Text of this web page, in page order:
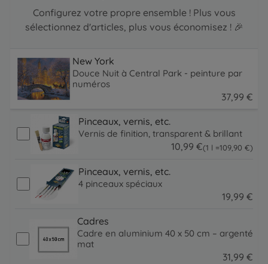
Configurez votre propre ensemble ! Plus vous
sélectionnez d'articles, plus vous économisez ! 🎉
New York
Douce Nuit à Central Park - peinture par
numéros
37,99 €
Pinceaux, vernis, etc.
Vernis de finition, transparent & brillant
10,99 €(1 l =109,90 €
109.9 EUR )
Pinceaux, vernis, etc.
4 pinceaux spéciaux
19 99 €
Cadres
Cadre en aluminium 40 x 50 cm – argenté
mat
31,99 €